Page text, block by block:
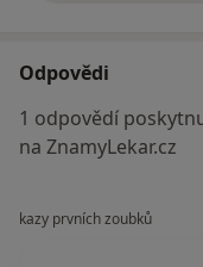
Odpovědi
1 odpovědí
na ZnamyLekar.cz
kazy prvních zoubků